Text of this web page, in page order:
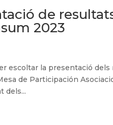
de
2023
escoltar la presentació
de Participación
dels...